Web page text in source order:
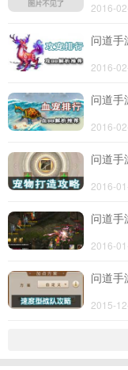
2016-
问道手
2016-
问道手
2016-
问道手
2016-
问道手
2016-
问道手
2015-